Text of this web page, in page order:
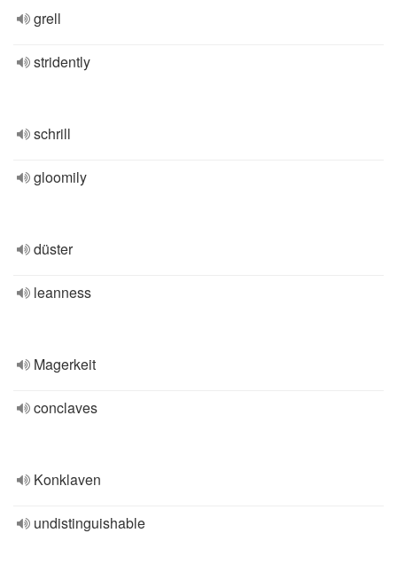
grell
stridently
schrill
gloomily
düster
leanness
Magerkeit
conclaves
Konklaven
undistinguishable